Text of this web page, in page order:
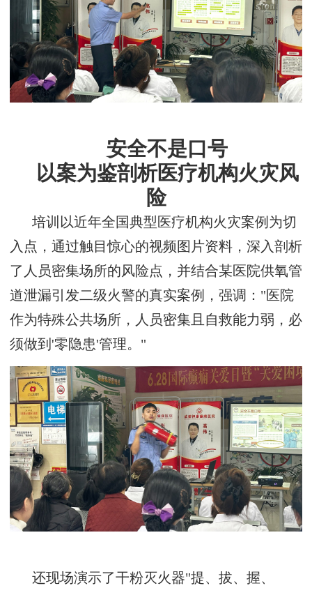
安全不是口号
以案为鉴剖析医疗机构火灾风
险
培训以近年全国典型医疗机构火灾案例为切
入点，通过触目惊心的视频图片资料，深入剖析
了人员密集场所的风险点，并结合某医院供氧管
道泄漏引发二级火警的真实案例，强调： "医院
作为特殊公共场所，人员密集且自救能力弱，必
须做到'零隐患'管理。"
还现场演示了干粉灭火器"提、拔、握、